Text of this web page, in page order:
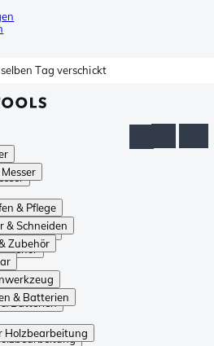
Tag verschickt
& Pflege
& Schneiden
Zubehör
& Batterien
Holzbearbeitung
& Pflege
Schneiden
Batterien